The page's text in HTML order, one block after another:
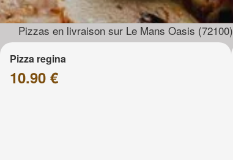
Pizzas en livraison sur Le Mans Oasis (72100)
Pizza regina
10.90 €